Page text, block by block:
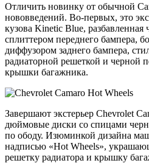
Отличить новинку от обычной
нововведений. Во-первых, это
кузова Kinetic Blue,
сплиттером переднего бампера,
диффузором заднего бампера,
радиаторной решеткой и черной
крышки багажника.
Завершают экстерьер Chevrolet
дюймовые диски со спицами
по ободу. Изюминкой дизайна
надписью «Hot Wheels»,
решетку радиатора и крышку